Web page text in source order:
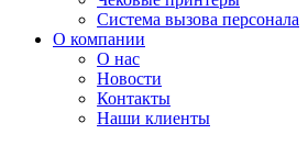
Система вызова персонала
О компании
О нас
Новости
Контакты
Наши клиенты